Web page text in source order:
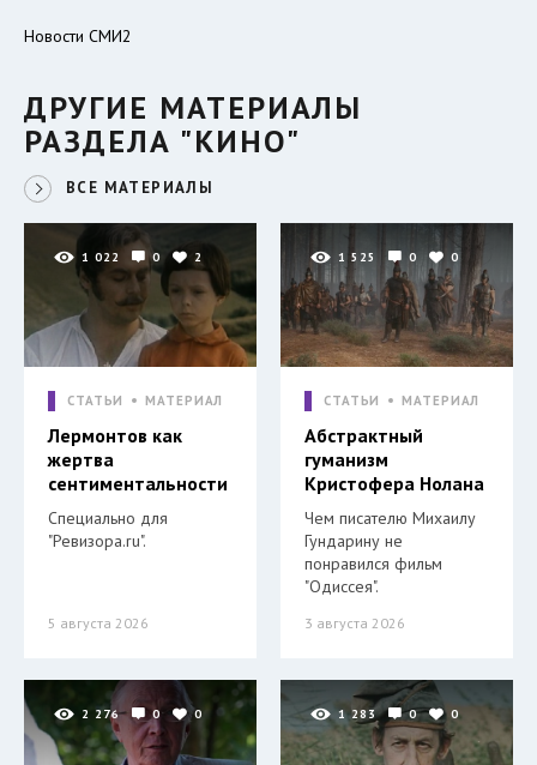
Новости СМИ2
ДРУГИЕ МАТЕРИАЛЫ
РАЗДЕЛА "КИНО"
ВСЕ МАТЕРИАЛЫ
1 022 0 2
СТАТЬИ МАТЕРИАЛ
Лермонтов как
жертва
сентиментальности
Специально для
"Ревизора.ru".
5 августа 2026
1 525 0 0
СТАТЬИ МАТЕРИАЛ
Абстрактный
гуманизм
Кристофера Нолана
Чем писателю Михаилу
Гундарину не
понравился фильм
"Одиссея".
3 августа 2026
2 276 0 0 1 283 0 0